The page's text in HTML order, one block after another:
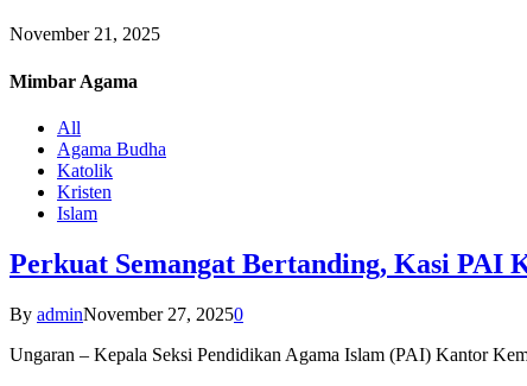
November 21, 2025
Mimbar Agama
All
Agama Budha
Katolik
Kristen
Islam
Perkuat Semangat Bertanding, Kasi PAI
By adminNovember 27, 20250
Ungaran – Kepala Seksi Pendidikan Agama Islam (PAI) Kantor